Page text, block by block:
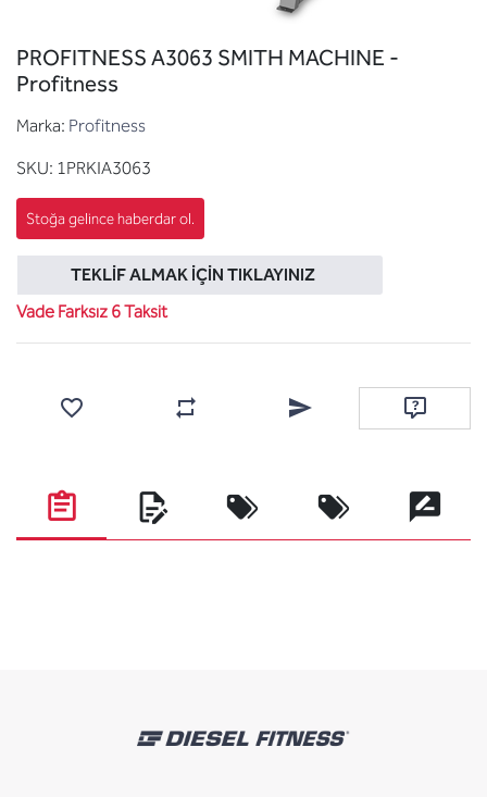
PROFITNESS A3063 SMITH MACHINE -
Profitness
Marka: Profitness
SKU: 1PRKIA3063
TEKLIF ALMAK İÇIN TIKLAYINIZ
Vade Farksız 6 Taksit
Karşılaştırma listesine ekleArkadaşına e-posta ile
Soru sor